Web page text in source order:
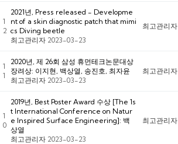
1
2
2021년, Press released - Developme
nt of a skin diagnostic patch that mimi
cs Diving beetle
최고관리자 2023-03-23
최고관리자
1
1
2020년, 제 26회 삼성 휴먼테크논문대상
장려상: 이지현, 백상열, 송진호, 최자윤
최고관리자 2023-03-23
최고관리자
1
0
2019년, Best Poster Award 수상 [The 1s
t International Conference on Natur
e Inspired Surface Engineering]: 백
상열
최고관리자 2023-03-23
최고관리자